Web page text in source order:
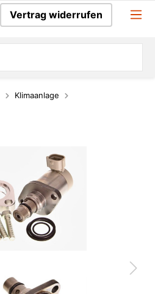
Vertrag widerrufen
Klimaanlage